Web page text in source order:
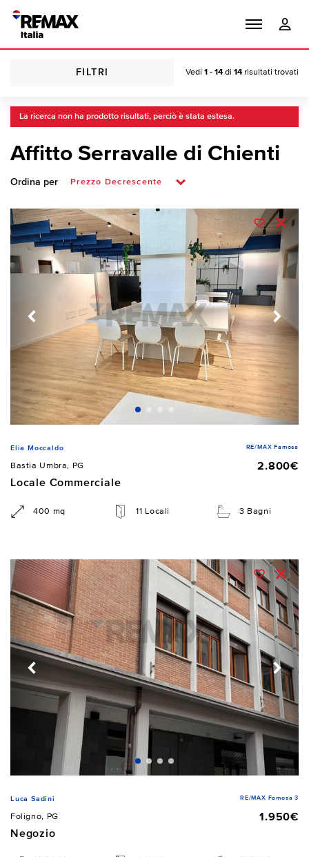
FILTRI Vedi 1 - 14di 14risultati trovati
La ricerca non ha prodotto risultati, perciò è stata estesa.
Affitto Serravalle di Chienti
Ordina per
Elia Moccaldo RE/MAX Famosa
Bastia Umbra, PG
2.800€
Locale Commerciale
400 mq 11 Locali 3 Bagni
Luca Sadini RE/MAX Famosa 3
Foligno, PG
1.950€
Negozio